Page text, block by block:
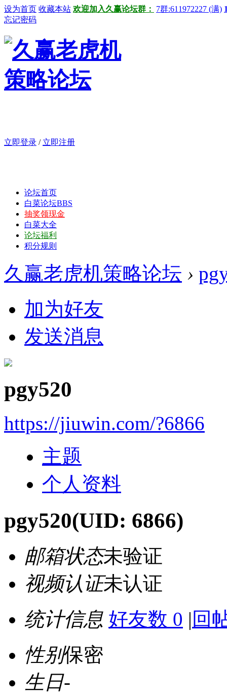
设为首页 收藏本站 欢迎加入久赢论坛群： 7群:611972227 (满)
忘记密码
立即登录 / 立即注册
论坛首页
白菜论坛BBS
抽奖领现金
白菜大全
论坛福利
积分规则
久赢老虎机策略论坛 ›
加为好友
发送消息
pgy520
https://jiuwin.com/?6866
主题
个人资料
pgy520(UID: 6866)
邮箱状态未验证
视频认证未认证
统计信息 好友数 0 | 回
性别保密
生日-